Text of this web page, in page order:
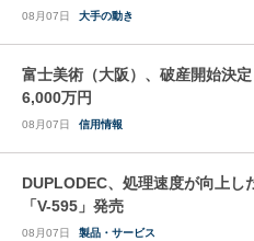
08月07日 大手の動き
富士美術（大阪）、破産開始決
6,000万円
08月07日 信用情報
DUPLODEC、処理速度が向上し
「V-595」発売
08月07日 製品・サービス